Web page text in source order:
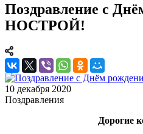
Поздравление с
НОСТРОЙ!
10 декабря 2020
Поздравления
Дорогие